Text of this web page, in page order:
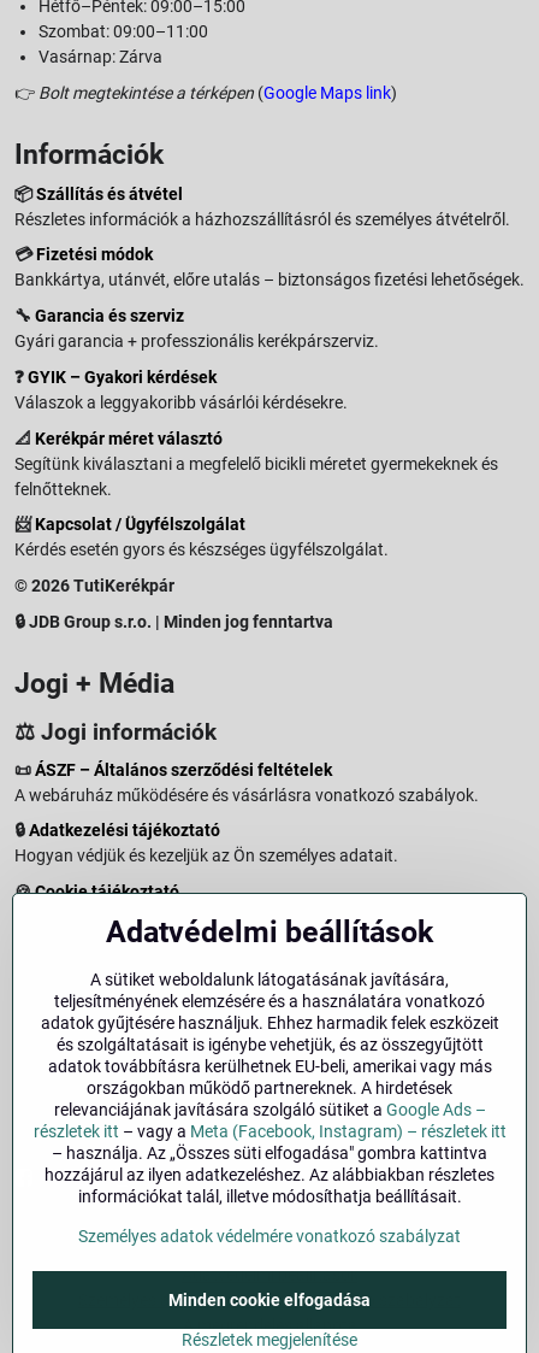
Hétfő–Péntek: 09:00–15:00
Szombat: 09:00–11:00
Vasárnap: Zárva
👉 Bolt megtekintése a térképen (Google Maps link)
Információk
📦Szállítás és átvétel
Részletes információk a házhozszállításról és személyes átvételről.
💳Fizetési módok
Bankkártya, utánvét, előre utalás – biztonságos fizetési lehetőségek.
🔧 Garancia és szerviz
Gyári garancia + professzionális kerékpárszerviz.
❓GYIK – Gyakori kérdések
Válaszok a leggyakoribb vásárlói kérdésekre.
📐 Kerékpár méret választó
Segítünk kiválasztani a megfelelő bicikli méretet gyermekeknek és
felnőtteknek.
📨Kapcsolat / Ügyfélszolgálat
Kérdés esetén gyors és készséges ügyfélszolgálat.
© 2026 TutiKerékpár
🔒 JDB Group s.r.o. | Minden jog fenntartva
Jogi + Média
⚖️ Jogi információk
📜ÁSZF – Általános szerződési feltételek
A webáruház működésére és vásárlásra vonatkozó szabályok.
🔒Adatkezelési tájékoztató
Hogyan védjük és kezeljük az Ön személyes adatait.
🍪Cookie tájékoztató
A weboldalon használt sütikről és adatkezelésről.
Vásárlástól való elállás menete és feltételei.
Elállás a szerződéstől
Impresszum
Üzemeltetői adatok és jogi tudnivalók.
🔐Biztonság
Facebook Instagram
Adatvédelmi beállítások
Személyes adatok védelmére vonatkozó szabályzat
A megrendelés állapota
Adatvédelmi beállítások
A sütiket weboldalunk látogatásának javítására,
teljesítményének elemzésére és a használatára vonatkozó
adatok gyűjtésére használjuk. Ehhez harmadik felek eszközeit
és szolgáltatásait is igénybe vehetjük, és az összegyűjtött
adatok továbbításra kerülhetnek EU-beli, amerikai vagy más
országokban működő partnereknek. A hirdetések
relevanciájának javítására szolgáló sütiket a Google Ads –
részletek itt – vagy a Meta (Facebook, Instagram) – részletek itt
– használja. Az „Összes süti elfogadása" gombra kattintva
hozzájárul az ilyen adatkezeléshez. Az alábbiakban részletes
információkat talál, illetve módosíthatja beállításait.
Személyes adatok védelmére vonatkozó szabályzat
Részletek megjelenítése
Minden cookie elfogadása